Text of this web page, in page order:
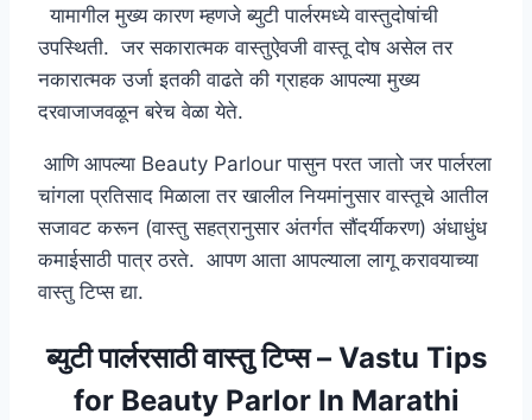
यामागील मुख्य कारण म्हणजे ब्युटी पार्लरमध्ये वास्तुदोषांची
उपस्थिती. जर सकारात्मक वास्तुऐवजी वास्तू दोष असेल तर
नकारात्मक उर्जा इतकी वाढते की ग्राहक आपल्या मुख्य
दरवाजाजवळून बरेच वेळा येते.
आणि आपल्या Beauty Parlour पासुन परत जातो जर पार्लरला
चांगला प्रतिसाद मिळाला तर खालील नियमांनुसार वास्तूचे आतील
सजावट करून (वास्तु सहत्रानुसार अंतर्गत सौंदर्यीकरण) अंधाधुंध
कमाईसाठी पात्र ठरते. आपण आता आपल्याला लागू करावयाच्या
वास्तु टिप्स द्या.
ब्युटी पार्लरसाठी वास्तु टिप्स – Vastu Tips
for Beauty Parlor In Marathi